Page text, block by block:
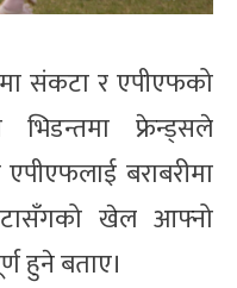
संकटा र एपीएफको
फ्रेन्ड्सले
बराबरीमा
खेल आफ्नो
हुने बताए।